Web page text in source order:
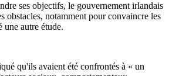
ses objectifs, le gouvernement irlandais
obstacles, notamment pour convaincre les
une autre étude.
qu'ils avaient été confrontés à « un